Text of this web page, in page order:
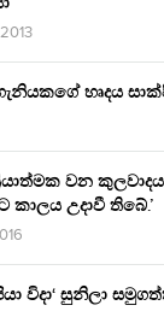
හෘදය
වන කුලවාදය
උදාවී තිබේ.’
විදා‘ සුනිලා